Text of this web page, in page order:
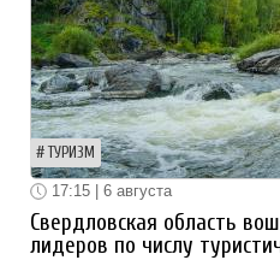
ТУРИЗМ
17:15 | 6 августа
Свердловская область
лидеров по числу